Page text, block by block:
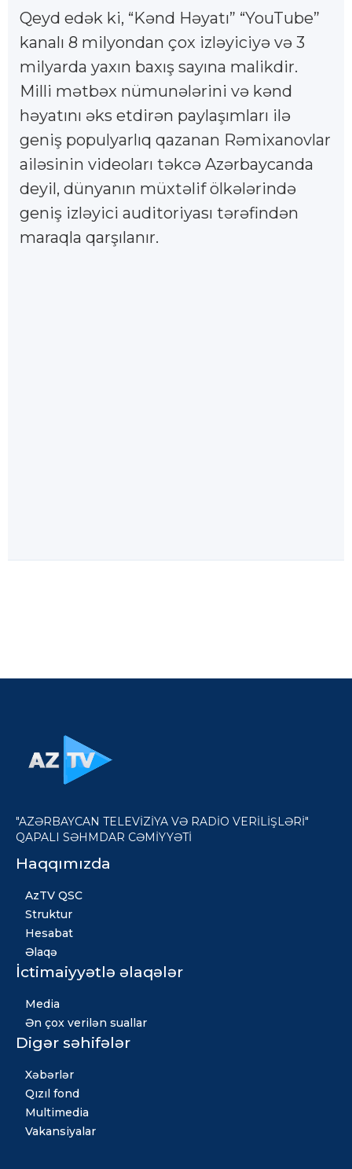
Qeyd edək ki, “Kənd Həyatı” “YouTube”
kanalı 8 milyondan çox izləyiciyə və 3
milyarda yaxın baxış sayına malikdir.
Milli mətbəx nümunələrini və kənd
həyatını əks etdirən paylaşımları ilə
geniş populyarlıq qazanan Rəmixanovlar
ailəsinin videoları təkcə Azərbaycanda
deyil, dünyanın müxtəlif ölkələrində
geniş izləyici auditoriyası tərəfindən
maraqla qarşılanır.
"AZƏRBAYCAN TELEVİZİYA VƏ RADİO VERİLİŞLƏRİ"
QAPALI SƏHMDAR CƏMİYYƏTİ
Haqqımızda
AzTV QSC
Struktur
Hesabat
Əlaqə
İctimaiyyətlə əlaqələr
Media
Ən çox verilən suallar
Digər səhifələr
Xəbərlər
Qızıl fond
Multimedia
Vakansiyalar